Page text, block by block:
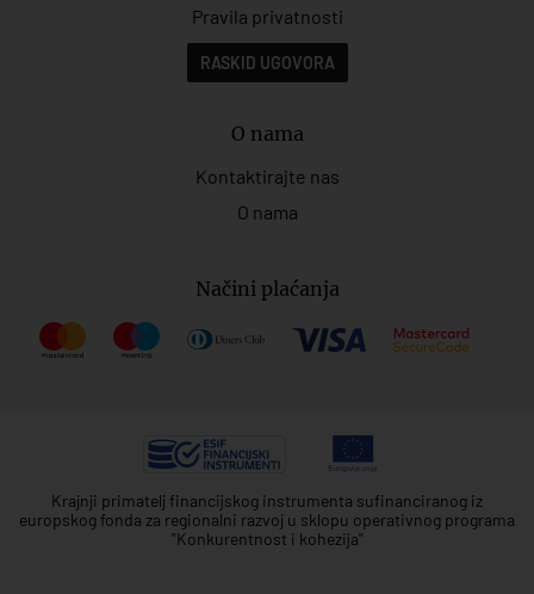
Pravila privatnosti
RASKID UGOVORA
O nama
Kontaktirajte nas
O nama
Načini plaćanja
Krajnji primatelj financijskog instrumenta sufinanciranog iz
europskog fonda za regionalni razvoj u sklopu operativnog programa
"Konkurentnost i kohezija"